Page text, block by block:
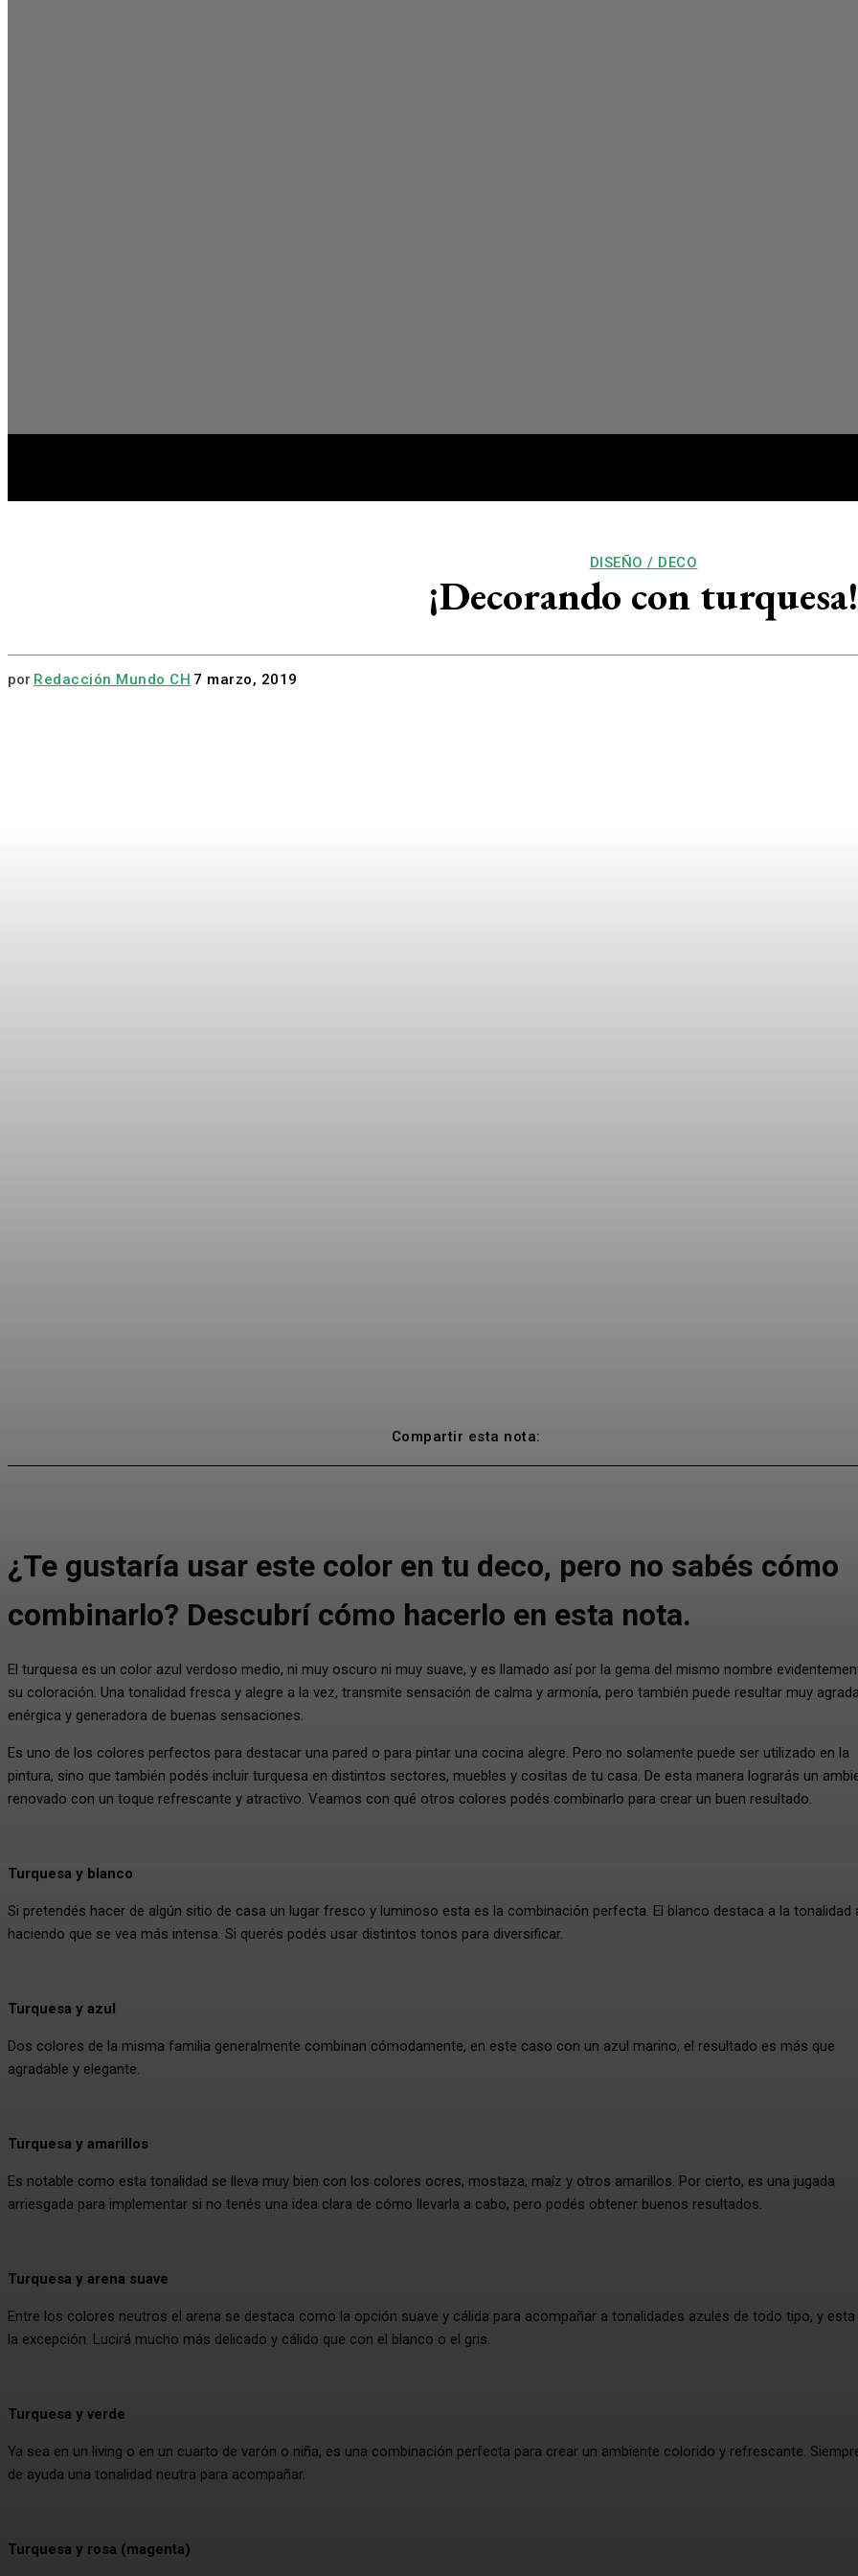
¿Te gustaría usar este color en tu deco, pero no sabés cómo
combinarlo? Descubrí cómo hacerlo en esta nota.
El turquesa es un color azul verdoso medio, ni muy oscuro ni muy suave, y es llamado así por la gema del mismo nombre
su coloración. Una tonalidad fresca y alegre a la vez, transmite sensación de calma y armonía, pero también puede resultar muy
enérgica y generadora de buenas sensaciones.
Es uno de los colores perfectos para destacar una pared o para pintar una cocina alegre. Pero no solamente puede ser utilizado en la
pintura, sino que también podés incluir turquesa en distintos sectores, muebles y cositas de tu casa. De esta manera lograrás un
renovado con un toque refrescante y atractivo. Veamos con qué otros colores podés combinarlo para crear un buen resultado.
Turquesa y blanco
Si pretendés hacer de algún sitio de casa un lugar fresco y luminoso esta es la combinación perfecta. El blanco destaca a la tonalidad
haciendo que se vea más intensa. Si querés podés usar distintos tonos para diversificar.
Turquesa y azul
Dos colores de la misma familia generalmente combinan cómodamente, en este caso con un azul marino, el resultado es más que
agradable y elegante.
Turquesa y amarillos
Es notable como esta tonalidad se lleva muy bien con los colores ocres, mostaza, maíz y otros amarillos. Por cierto, es una jugada
arriesgada para implementar si no tenés una idea clara de cómo llevarla a cabo, pero podés obtener buenos resultados.
Turquesa y arena suave
Entre los colores neutros el arena se destaca como la opción suave y cálida para acompañar a tonalidades azules de todo tipo, y
la excepción. Lucirá mucho más delicado y cálido que con el blanco o el gris.
Turquesa y verde
Ya sea en un living o en un cuarto de varón o niña, es una combinación perfecta para crear un ambiente colorido y refrescante.
de ayuda una tonalidad neutra para acompañar.
Turquesa y rosa (magenta)
DISEÑO / DECO
¡Decorando con turquesa!
por Redacción Mundo CH 7 marzo, 2019
Compartir esta nota: